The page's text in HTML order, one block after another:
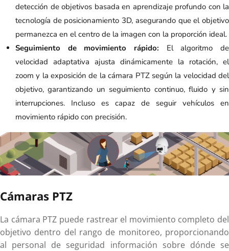
detección de objetivos basada en aprendizaje profundo con la
tecnología de posicionamiento 3D, asegurando que el objetivo
permanezca en el centro de la imagen con la proporción ideal.
Seguimiento de movimiento rápido: El algoritmo de
velocidad adaptativa ajusta dinámicamente la rotación, el
zoom y la exposición de la cámara PTZ según la velocidad del
objetivo, garantizando un seguimiento continuo, fluido y sin
interrupciones. Incluso es capaz de seguir vehículos en
movimiento rápido con precisión.
Cámaras PTZ
La cámara PTZ puede rastrear el movimiento completo del
objetivo dentro del rango de monitoreo, proporcionando
al personal de seguridad información sobre dónde se